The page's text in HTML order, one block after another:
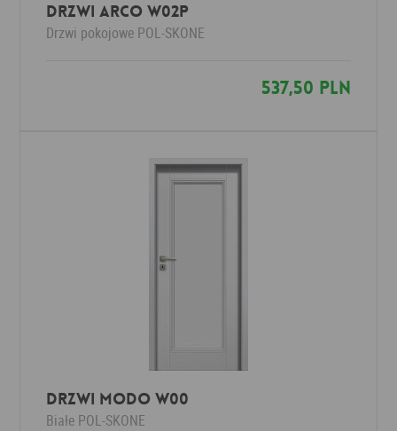
Drzwi Arco W02P
Drzwi pokojowe POL-SKONE
537,50 PLN
Drzwi MODO W00
Białe POL-SKONE